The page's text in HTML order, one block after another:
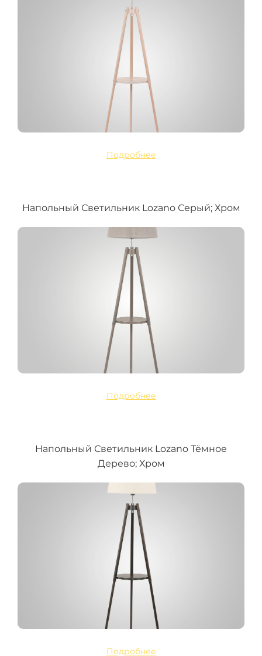
Подробнее
Напольный Светильник Lozano Серый; Хром
Подробнее
Напольный Светильник Lozano Тёмное
Дерево; Хром
Подробнее